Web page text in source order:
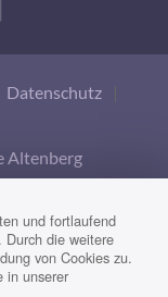
Datenschutz
Altenberg
und fortlaufend
Durch die weitere
von Cookies zu.
in unserer